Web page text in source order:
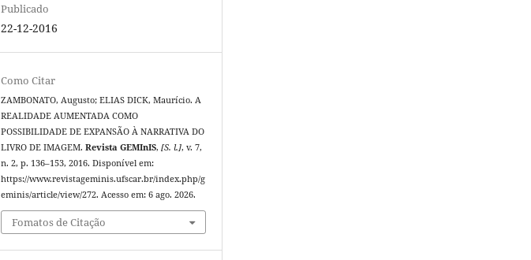
Publicado
22-12-2016
Como Citar
ZAMBONATO, Augusto; ELIAS DICK, Maurício. A
REALIDADE AUMENTADA COMO
POSSIBILIDADE DE EXPANSÃO À NARRATIVA DO
LIVRO DE IMAGEM.Revista GEMInIS,[S. l.], v. 7,
n. 2, p. 136–153, 2016. Disponível em:
https://www.revistageminis.ufscar.br/index.php/g
eminis/article/view/272. Acesso em: 6 ago. 2026.
Fomatos de Citação